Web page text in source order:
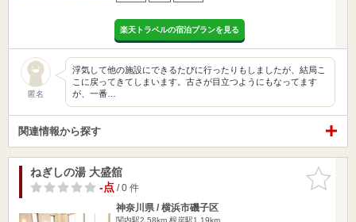
楽天トラベルの宿泊プランを見る
匿名
浮気して他の施設にできるたびに行ったりもしましたが、結局こ
こに戻ってきてしまいます。古さが目立つようにもなってます
が、一番…
関連情報から探す
お気に入
りに追加
ねぎしの湯 大盛舘
-点/ 0 件
神奈川県 / 横浜市磯子区
関内駅2.58km 根岸駅1.19km